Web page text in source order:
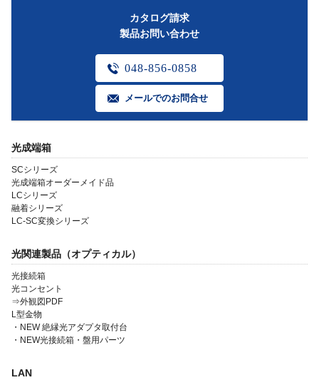
カタログ請求
製品お問い合わせ
048-856-0858
メールでのお問合せ
光成端箱
SCシリーズ
光成端箱オーダーメイド品
LCシリーズ
融着シリーズ
LC-SC変換シリーズ
光関連製品（オプティカル）
光接続箱
光コンセント
⇒外観図PDF
L型金物
・NEW 絶縁光アダプタ取付台
・NEW光接続箱・盤用パーツ
LAN